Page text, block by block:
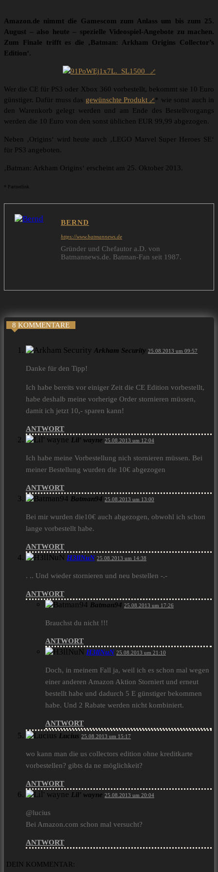
Amazon.de nimmt die Gamescom zum Anlass um bis zum 25.
August – also heute – spezielle Videospiel-Angebote zu machen.
Zum Finale trifft es die ‚Batman: Arkham Origins Collector’s
Edition‘.
Wer die CE für PS3 oder Xbox 360 vorbestellt, bekommt sie 10 Euro
günstiger. Dafür muss das gewünschte Produkt
* wie sonst auch in
den Warenkorb gelegt werden und am Ende des Bestellvorgangs
werden die 10 Euro von den sonst üblichen EUR 99,99 abgezogen.
Neben ‚Origins‘ wird heute auch ‚LEGO Marvel Super Heroes SE‘
für PS3 angeboten.
‚Batman: Arkham Origins‘ erscheint am 25. Oktober 2013.
* Partnerlink
BERND
https://www.batmannews.de
Gründer und Chefautor a.D. von
Batmannews.de. Batman-Fan seit 1987.
8 KOMMENTARE
Arkham Security 25.08.2013 um 09:57
Danke für den Tipp!
Ich habe bereits vor einiger Zeit die CE Edition vorbestellt,
habe deshalb meine vorherige Order stornieren müssen,
damit ich jetzt 10,- sparen kann!
ANTWORT
Lil' wayne 25.08.2013 um 12:04
Ich habe meine Vorbestellung nich stornieren müssen. Bei
meiner Bestellung wurden die 10€ abgezogen
ANTWORT
Batman94 25.08.2013 um 13:00
Bei mir wurden die10€ auch abgezogen, obwohl ich schon
lange vorbestellt habe.
ANTWORT
H3llNuN 25.08.2013 um 14:38
. .. Und wieder stornieren und neu bestellen -.-
ANTWORT
Batman94 25.08.2013 um 17:26
Brauchst du nicht !!!
ANTWORT
H3llNuN 25.08.2013 um 21:10
Doch, in meinem Fall ja, weil ich es schon mal wegen
einer anderen Amazon Aktion Storniert und erneut
bestellt habe und dadurch 5 E günstiger bekommen
habe. Und 2 Rabate werden nicht kombiniert.
ANTWORT
Lucius 25.08.2013 um 15:17
wo kann man die us collectors edition ohne kreditkarte
vorbestellen? gibts da ne möglichkeit?
ANTWORT
Lil' wayne 25.08.2013 um 20:04
@lucius
Bei Amazon.com schon mal versucht?
ANTWORT
DEIN KOMMENTAR: